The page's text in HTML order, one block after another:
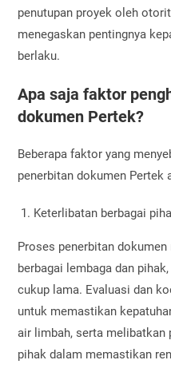
penutupan proyek oleh
menegaskan pentingnya
berlaku.
Apa saja faktor
dokumen Pertek?
Beberapa faktor yang
penerbitan dokumen Pertek
Keterlibatan berbagai
Proses penerbitan
berbagai lembaga dan
cukup lama. Evaluasi dan
untuk memastikan
air limbah, serta
pihak dalam memastikan